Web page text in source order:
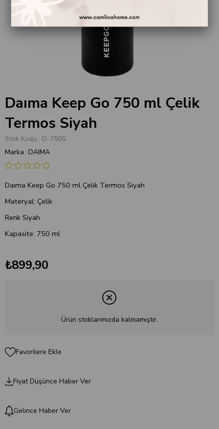
Daıma Keep Go 750 ml Çelik
Termos Siyah
Stok Kodu
D-750S
Marka : DAIMA
Daıma Keep Go 750 ml Çelik Termos Siyah
Materyal: Çelik
Renk Siyah
Kapasite: 750 ml
₺899,90
Ürün stoklarımızda kalmamıştır.
Favorilere Ekle
Fiyat Düşünce Haber Ver
Gelince Haber Ver